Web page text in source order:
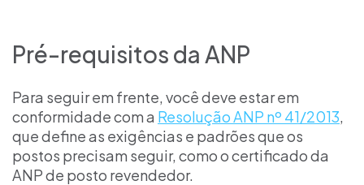
Pré-requisitos da ANP
Para seguir em frente, você deve estar em
conformidade com a Resolução ANP nº 41/2013,
que define as exigências e padrões que os
postos precisam seguir, como o certificado da
ANP de posto revendedor.